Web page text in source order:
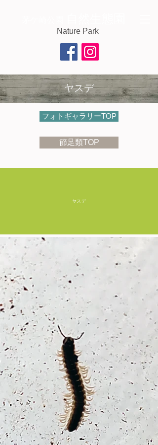
Nature Park
ヤスデ
フォトギャラリーTOP
節足類TOP
ヤスデ